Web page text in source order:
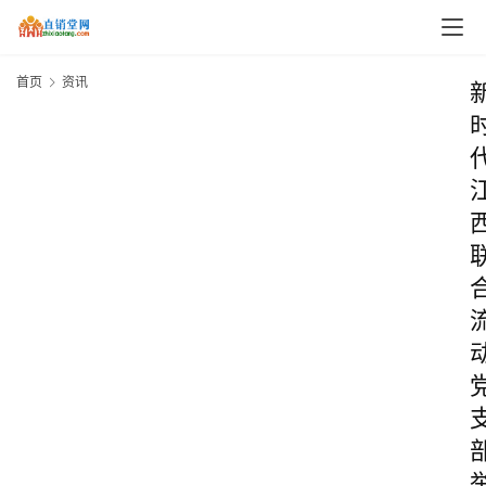
首页 资讯